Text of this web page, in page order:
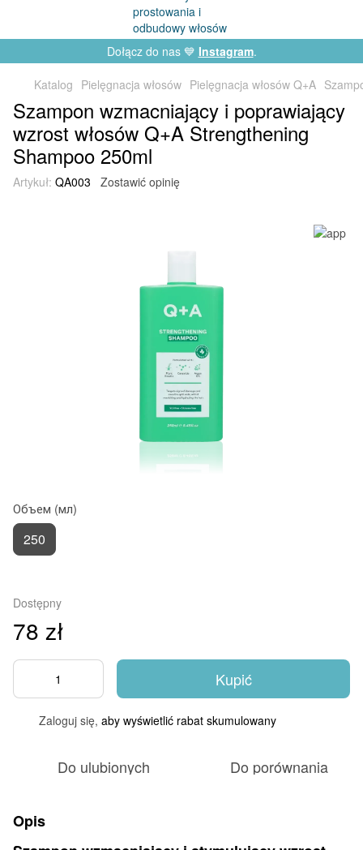
Dołącz do nas 💙 Instagram.
Katalog Pielęgnacja włosów Pielęgnacja włosów Q+A
Szampon wzmacniający i poprawiający
wzrost włosów Q+A Strengthening
Shampoo 250ml
Artykuł: QA003 Zostawić opinię
Объем (мл)
250
Dostępny
78 zł
Kupić
Zaloguj się, aby wyświetlić rabat skumulowany
Do ulubionych Do porównania
Opis